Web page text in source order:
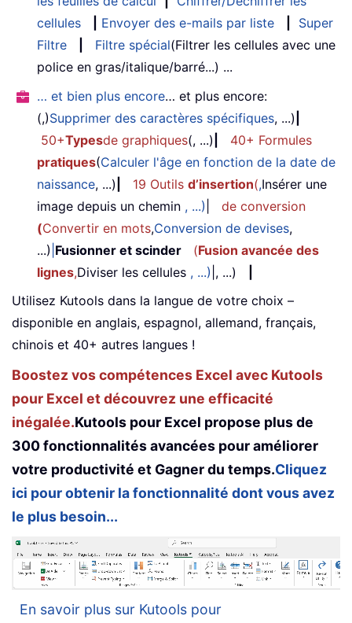
cellules
Envoyer des e-mails par liste
Super
Filtre
Filtre spécial(Filtrer les cellules avec une
police en gras/italique/barré...) ...
… et bien plus encore… et plus encore:
(,)Supprimer des caractères spécifiques, ...)
50+Typesde graphiques(, ...)
40+ Formules
pratiques(Calculer l'âge en fonction de la date de
naissance, ...) 19 Outils d’insertion(,Insérer une
image depuis un chemin , ...)
de conversion
(Convertir en mots,Conversion de devises,
...) Fusionner et scinder (Fusion avancée des
lignes,Diviser les cellules , ...) |, ...)
Utilisez Kutools dans la langue de votre choix –
disponible en anglais, espagnol, allemand, français,
chinois et 40+ autres langues !
Boostez vos compétences Excel avec Kutools
pour Excel et découvrez une efficacité
inégalée.Kutools pour Excel propose plus de
300 fonctionnalités avancées pour améliorer
votre productivité et Gagner du temps.Cliquez
ici pour obtenir la fonctionnalité dont vous avez
le plus besoin...
En savoir plus sur Kutools pour